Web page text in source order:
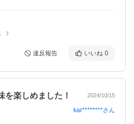
違反報告 いいね 0
を楽しめました！ 2024/10/15
kar********さん